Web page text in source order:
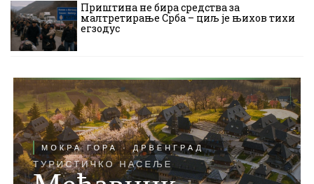
Приштина не бира средства за
малтретирање Срба – циљ је њихов тихи
егзодус